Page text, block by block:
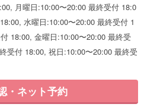
月曜日:10:00〜20:00 最終受付 18:0
水曜日:10:00〜20:00 最終受付 1
18:00, 金曜日:10:00〜20:00 最終受
受付 18:00, 祝日:10:00〜20:00 最終受
・ネット予約